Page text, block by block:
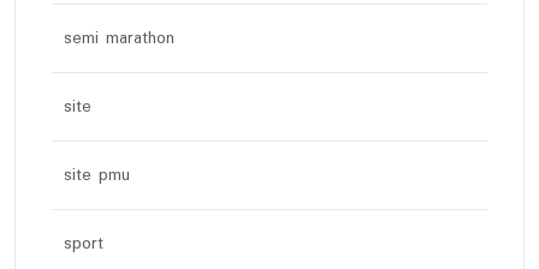
semi marathon
site
site pmu
sport